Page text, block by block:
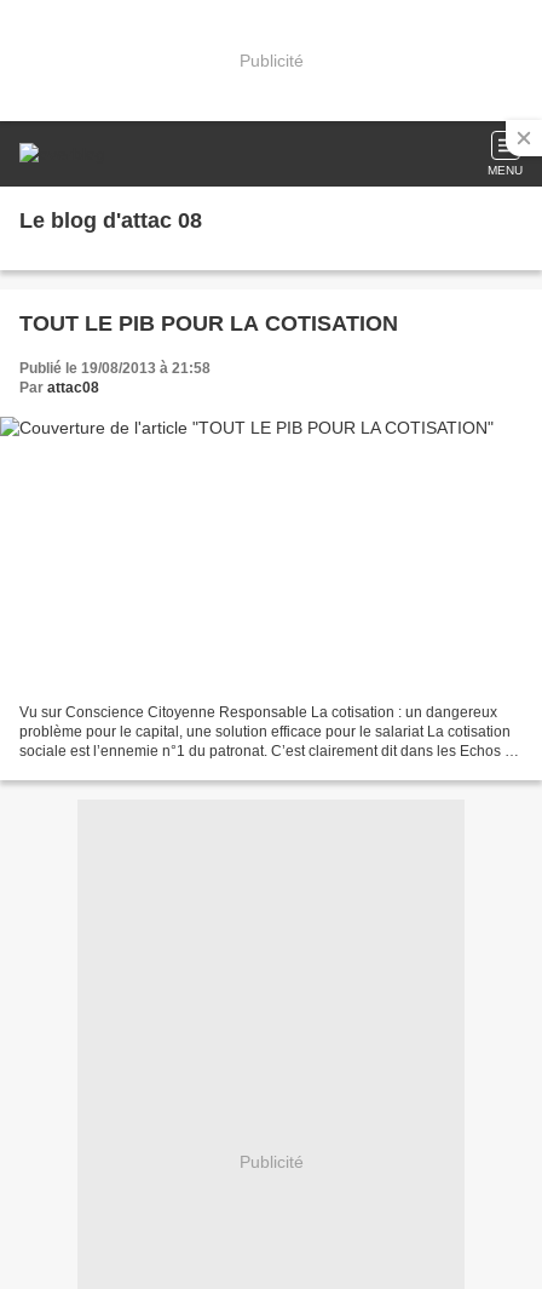
Publicité
MENU
Le blog d'attac 08
TOUT LE PIB POUR LA COTISATION
Publié le 19/08/2013 à 21:58
Par attac08
Vu sur Conscience Citoyenne Responsable La cotisation : un dangereux
problème pour le capital, une solution efficace pour le salariat La cotisation
sociale est l’ennemie n°1 du patronat. C’est clairement dit dans les Echos du
Publicité